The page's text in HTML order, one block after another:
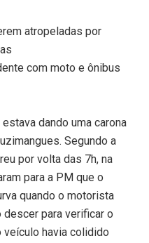
atropeladas por
com moto e ônibus
dando uma carona
Segundo a
por volta das 7h, na
para a PM que o
quando o motorista
descer para verificar o
veículo havia colidido